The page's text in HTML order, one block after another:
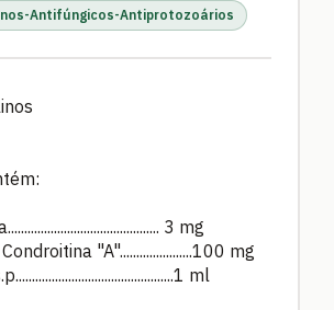
Antifúngicos-Antiprotozoários
3 mg
"A"......................100 mg
ml